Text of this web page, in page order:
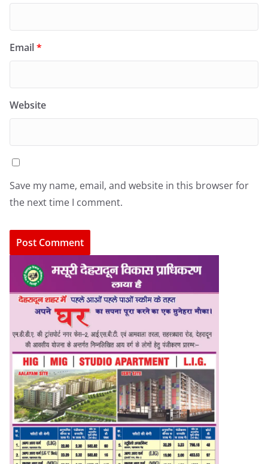
Email*
Website
Save my name, email, and website in this browser for
the next time I comment.